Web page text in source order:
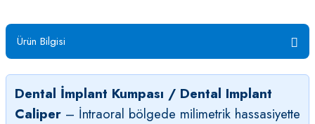
Ürün Bilgisi
Dental İmplant Kumpası / Dental Implant
Caliper – İntraoral bölgede milimetrik hassasiyette